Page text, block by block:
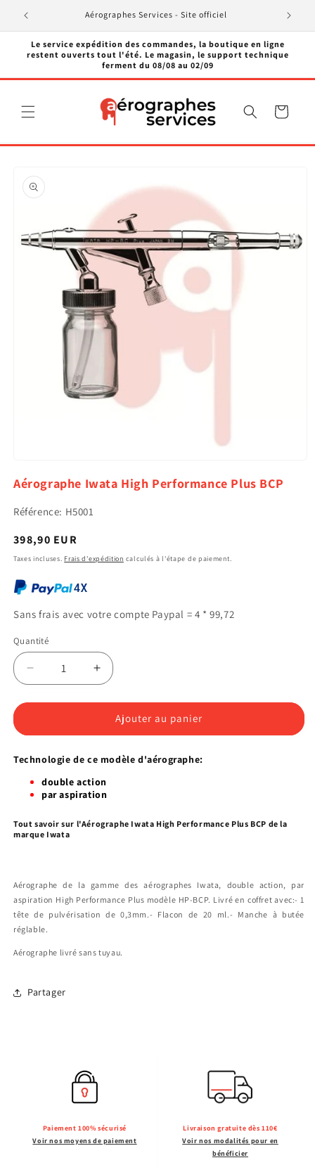
passer
contenu
Aérographes Services - Site officiel
Le service expédition des commandes, la boutique en ligne
restent ouverts tout l'été. Le magasin, le support technique
ferment du 08/08 au 02/09
Panier
informations
produits
média
dans
une
modale
Aérographe Iwata High Performance Plus BCP
Référence: H5001
Prix
habituel
398,90 EUR
Taxes incluses. Frais d'expédition calculés à l'étape de paiement.
Sans frais avec votre compte Paypal = 4 * 99,72
Quantité
Quantité
Réduire
la
quantité
Aérographe
High
Performance
Plus
Augmenter
la
quantité
Aérographe
High
Performance
Plus
Ajouter au panier
Technologie de ce modèle d'aérographe:
double action
par aspiration
Tout savoir sur l'Aérographe Iwata High Performance Plus BCP de la
marque Iwata
Aérographe de la gamme des aérographes Iwata, double action, par
aspiration High Performance Plus modèle HP-BCP. Livré en coffret avec:- 1
tête de pulvérisation de 0,3mm.- Flacon de 20 ml.- Manche à butée
réglable.
Aérographe livré sans tuyau.
Partager
Paiement 100% sécurisé
Voir nos moyens de paiement
Livraison gratuite dès 110€
Voir nos modalités pour en
bénéficier